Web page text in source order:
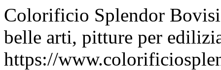
Colorificio Splendor
belle arti, pitture per
https://